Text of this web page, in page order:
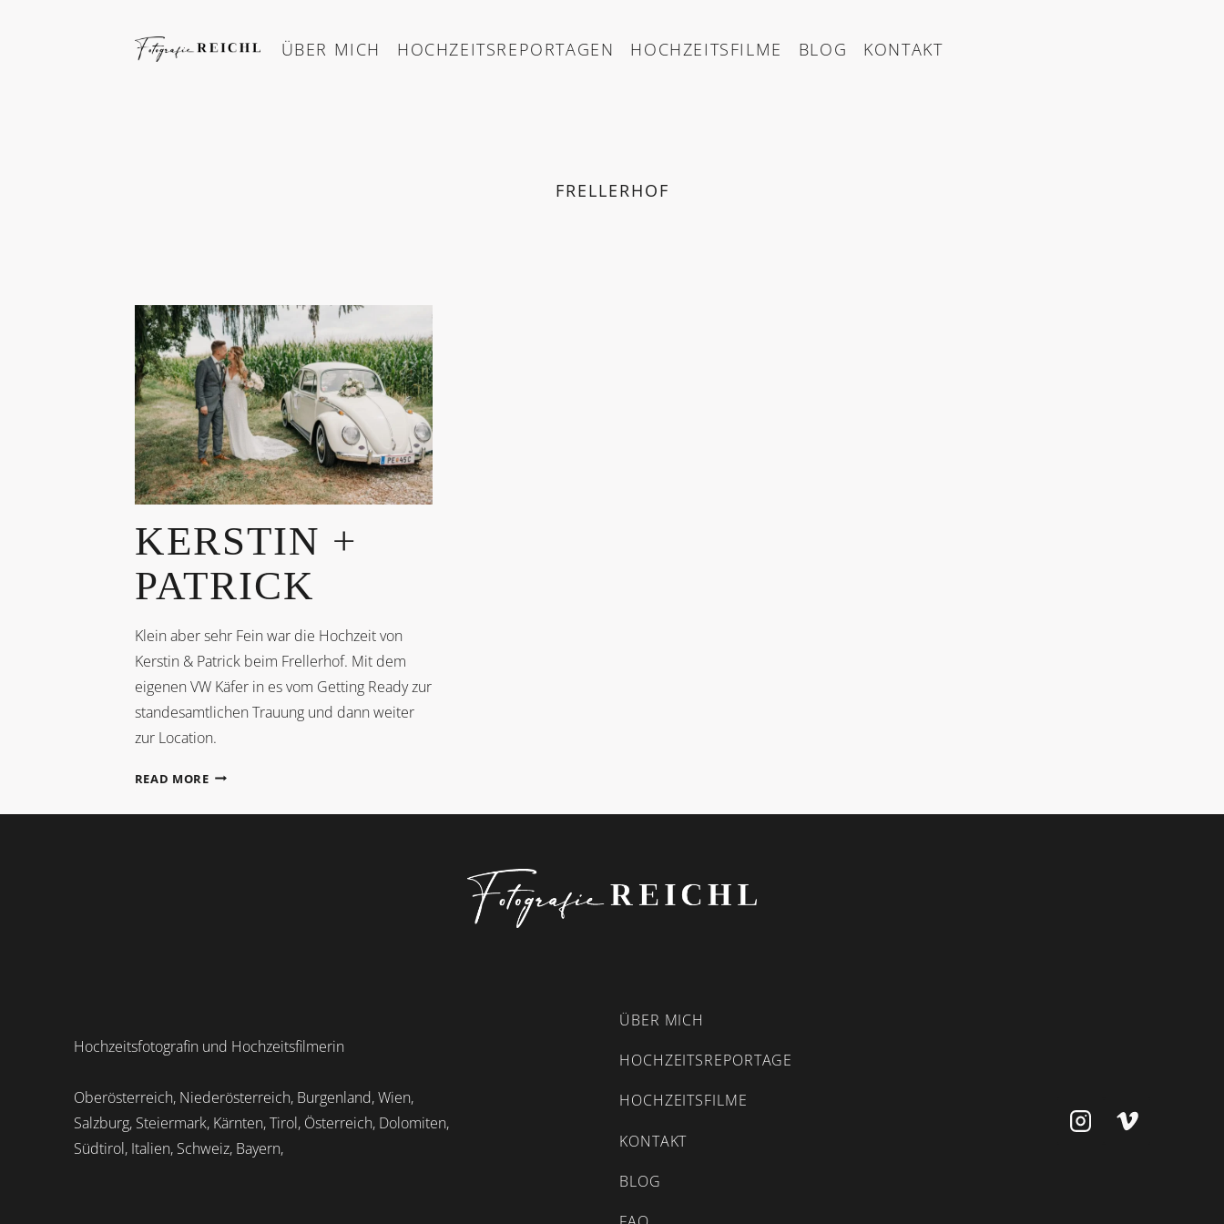
ÜBER MICH HOCHZEITSREPORTAGEN HOCHZEITSFILME BLOG KONTAKT
FRELLERHOF
KERSTIN +
PATRICK
Klein aber sehr Fein war die Hochzeit von
Kerstin & Patrick beim Frellerhof. Mit dem
eigenen VW Käfer in es vom Getting Ready zur
standesamtlichen Trauung und dann weiter
zur Location.
READ MOREKERSTIN
PATRICK
Hochzeitsfotografin und Hochzeitsfilmerin
Oberösterreich, Niederösterreich, Burgenland, Wien,
Salzburg, Steiermark, Kärnten, Tirol, Österreich, Dolomiten,
Südtirol, Italien, Schweiz, Bayern,
ÜBER MICH
HOCHZEITSREPORTAGE
HOCHZEITSFILME
KONTAKT
BLOG